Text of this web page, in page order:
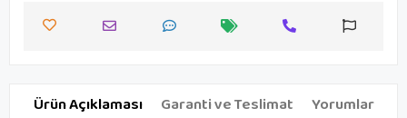
Ürün Açıklaması Garanti ve Teslimat Yorumlar